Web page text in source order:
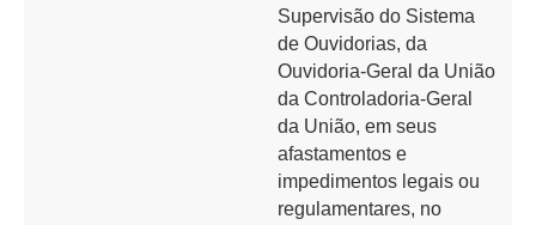
Supervisão do Sistema
de Ouvidorias, da
Ouvidoria-Geral da União
da Controladoria-Geral
da União, em seus
afastamentos e
impedimentos legais ou
regulamentares, no